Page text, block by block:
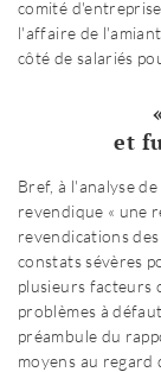
comité
l'affaire de
côté de salariés
et
Bref, à l'analyse
revendique « une
revendications
constats sévères
plusieurs facteurs
problèmes à
préambule du
moyens au regard